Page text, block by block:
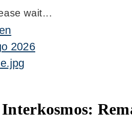
wait...